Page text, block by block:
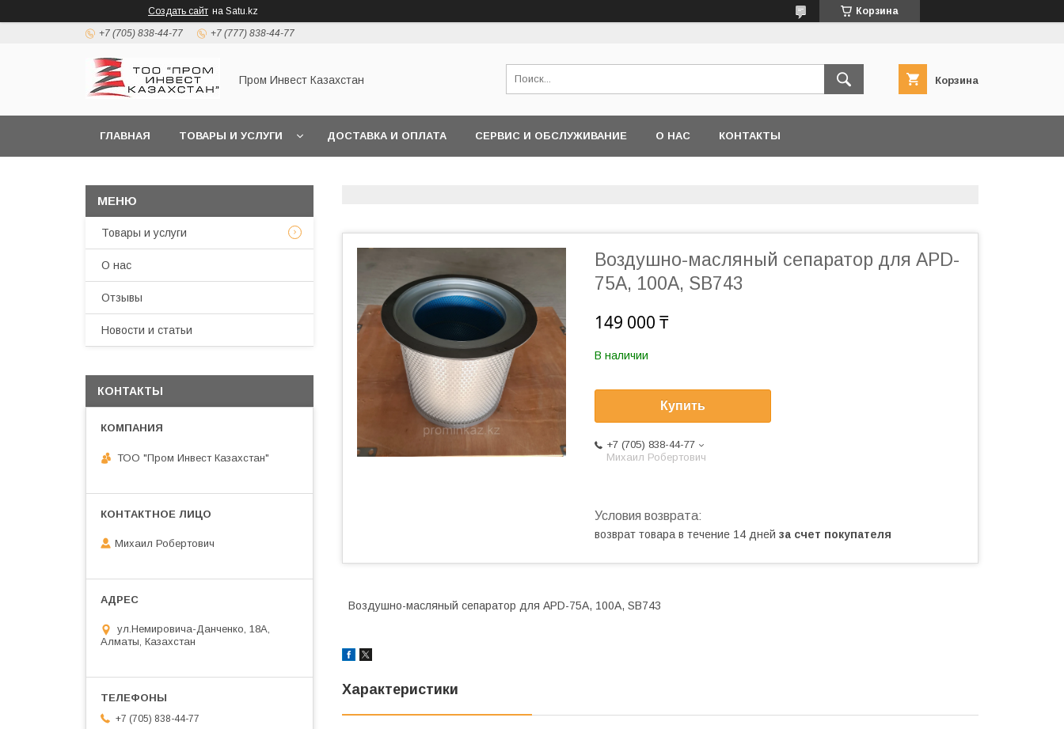
Создать сайт на Satu.kz Корзина
+7 (705) 838-44-77 +7 (777) 838-44-77
Пром Инвест Казахстан Корзина
ГЛАВНАЯ ТОВАРЫ И УСЛУГИ ДОСТАВКА И ОПЛАТА СЕРВИС И ОБСЛУЖИВАНИЕ О НАС КОНТАКТЫ
Воздушно-масляный сепаратор для APD-
75A, 100А, SB743
149 000 ₸
В наличии
Купить
+7 (705) 838-44-77
Михаил Робертович
возврат товара в течение 14 дней за счет покупателя
Воздушно-масляный сепаратор для APD-75A, 100А, SB743
Характеристики
Товары и услуги
О нас
Отзывы
Новости и статьи
КОНТАКТЫ
ТОО "Пром Инвест Казахстан"
Михаил Робертович
ул.Немировича-Данченко, 18А,
Алматы, Казахстан
+7 (705) 838-44-77